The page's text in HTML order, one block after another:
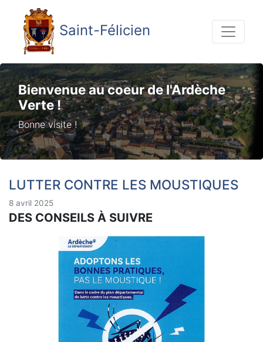
Saint-Félicien
Bienvenue au coeur de l'Ardèche
Verte !
Bonne visite !
LUTTER CONTRE LES MOUSTIQUES
8 avril 2025
DES CONSEILS À SUIVRE